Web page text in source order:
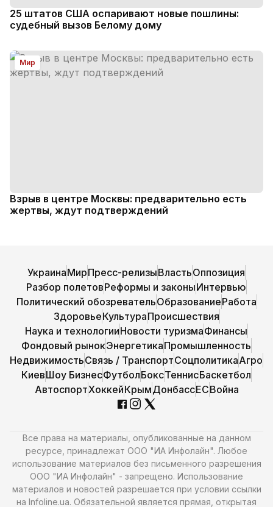
25 штатов США оспаривают новые пошлины:
судебный вызов Белому дому
Мир
Взрыв в центре Москвы: предварительно есть
жертвы, ждут подтверждений
УкраинаМирПресс-релизыВластьОппозиция
Разбор полетовРеформы и законыИнтервью
Политический обозревательОбразованиеРабота
ЗдоровьеКультураПроисшествия
Наука и технологииНовости туризмаФинансы
Фондовый рынокЭнергетикаПромышленность
НедвижимостьСвязь / ТранспортСоцполитикаАгро
КиевШоу БизнесФутболБоксТеннисБаскетбол
АвтоспортХоккейКрымДонбассЕСВойна
Все права на материалы, опубликованные на данном
ресурсе, принадлежат ООО "ИА Инфолайн". Любое
использование материалов без письменного разрешения
ООО "ИА Инфолайн" - запрещено. Использование
материалов и новостей разрешается при условии ссылки
на Infoline.ua. Обязательной является прямая, открытая